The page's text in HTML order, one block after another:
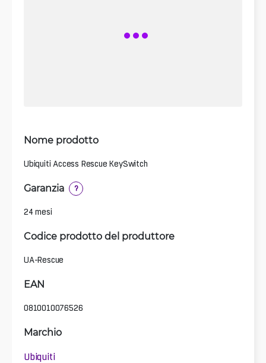
Nome prodotto
Ubiquiti Access Rescue KeySwitch
Garanzia ?
24 mesi
Codice prodotto del produttore
UA-Rescue
EAN
0810010076526
Marchio
Ubiquiti